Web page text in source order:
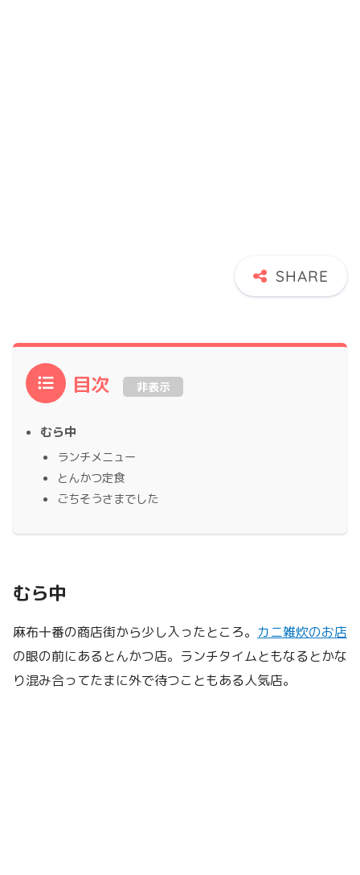
目次 非表示
むら中
ランチメニュー
とんかつ定食
ごちそうさまでした
むら中
麻布十番の商店街から少し入ったところ。 カニ雑炊のお店
の眼の前にあるとんかつ店。ランチタイムともなるとかな
り混み合ってたまに外で待つこともある人気店。